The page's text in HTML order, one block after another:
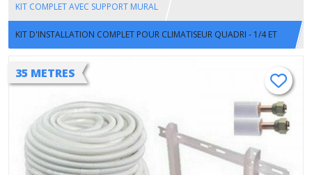
KIT COMPLET AVEC SUPPORT MURAL
KIT D'INSTALLATION COMPLET POUR CLIMATISEUR QUADRI - 1/4 ET
35 METRES